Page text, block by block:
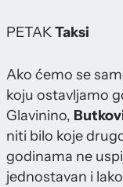
PETAKTaksi
Ako ćemo se
koju ostavljamo
Glavinino,
niti bilo koje
godinama ne
jednostavan i